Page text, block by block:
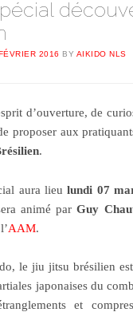
2016 BY AIKIDO NLS
d’ouverture, de
proposer aux
.
aura lieulundi 07
animé parGuy
AAM.
le jiu jitsu brésilien
japonaises du
et